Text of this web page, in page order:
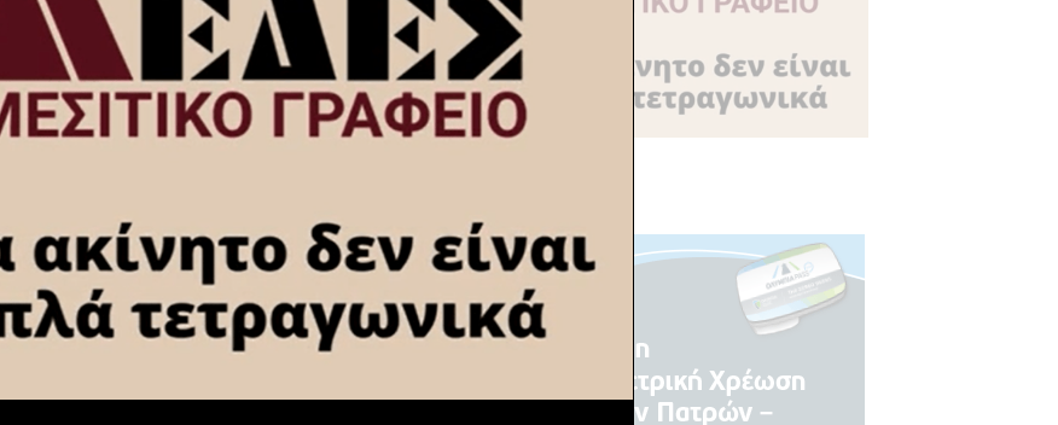
NEXT ARTICLE
Φωτιά στο πρανές της Ε.Ο Αθηνών-